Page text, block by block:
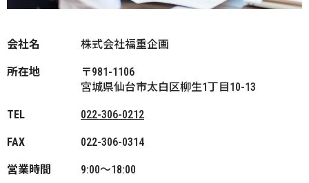
会社名 株式会社福重企画
所在地
〒981-1106
宮城県仙台市太白区柳生1丁目10-13
TEL 022-306-0212
FAX 022-306-0314
営業時間 9:00～18:00